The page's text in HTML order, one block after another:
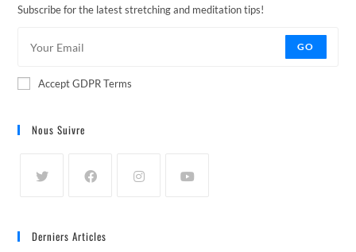
Subscribe for the latest stretching and meditation tips!
GO
Accept GDPR Terms
Nous Suivre
Derniers Articles